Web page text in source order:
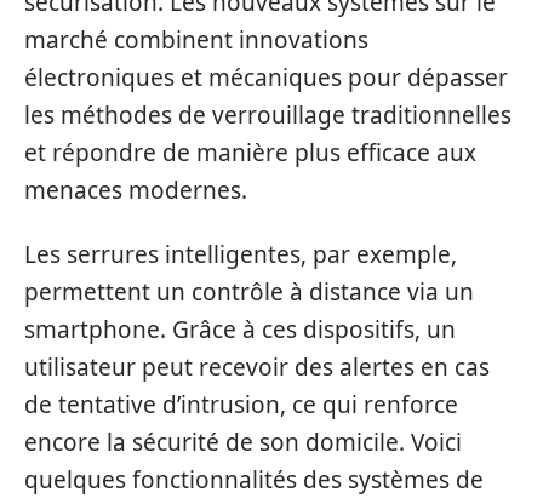
marché combinent innovations
électroniques et mécaniques pour dépasser
les méthodes de verrouillage traditionnelles
et répondre de manière plus efficace aux
menaces modernes.
Les serrures intelligentes, par exemple,
permettent un contrôle à distance via un
smartphone. Grâce à ces dispositifs, un
utilisateur peut recevoir des alertes en cas
de tentative d’intrusion, ce qui renforce
encore la sécurité de son domicile. Voici
quelques fonctionnalités des systèmes de